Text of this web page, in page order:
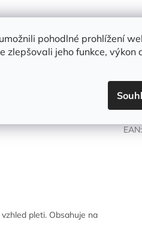
pohodlné prohlížení
zlepšovali jeho funkce, výkon
pleti. Obsahuje na
EAN: